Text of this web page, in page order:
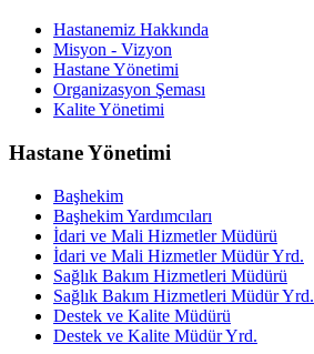
Hastanemiz Hakkında
Misyon - Vizyon
Hastane Yönetimi
Organizasyon Şeması
Kalite Yönetimi
Hastane Yönetimi
Başhekim
Başhekim Yardımcıları
İdari ve Mali Hizmetler Müdürü
İdari ve Mali Hizmetler Müdür Yrd.
Sağlık Bakım Hizmetleri Müdürü
Sağlık Bakım Hizmetleri Müdür Yrd.
Destek ve Kalite Müdürü
Destek ve Kalite Müdür Yrd.